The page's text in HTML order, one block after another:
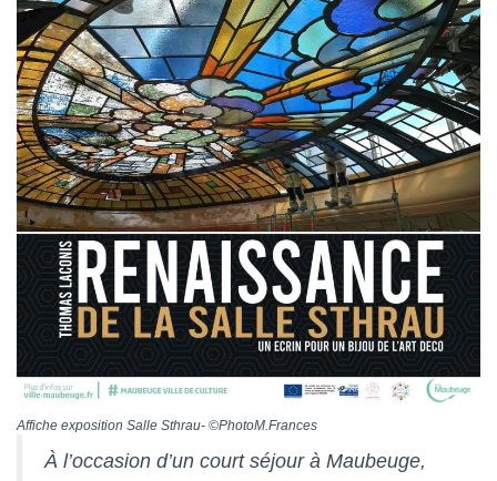
Affiche exposition Salle Sthrau- ©PhotoM.Frances
À l’occasion d’un court séjour à Maubeuge,